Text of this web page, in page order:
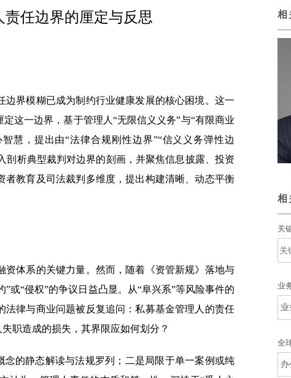
任边界的厘定与反思
界模糊已成为制约行业健康发展的核心困境。这一
这一边界，基于管理人“无限信义义务”与“有限商业
慧，提出由“法律合规刚性边界”“信义义务弹性边
剖析典型裁判对边界的刻画，并聚焦信息披露、投资
教育及司法裁判多维度，提出构建清晰、动态平衡
体系的关键力量。然而，随着《资管新规》落地与
或“侵权”的争议日益凸显。从“阜兴系”等风险事件的
律与商业问题被反复追问：私募基金管理人的责任
职造成的损失，其界限应如何划分？
念的静态解读与法规罗列；二是局限于单一案例或纯
相
相
关
业
全